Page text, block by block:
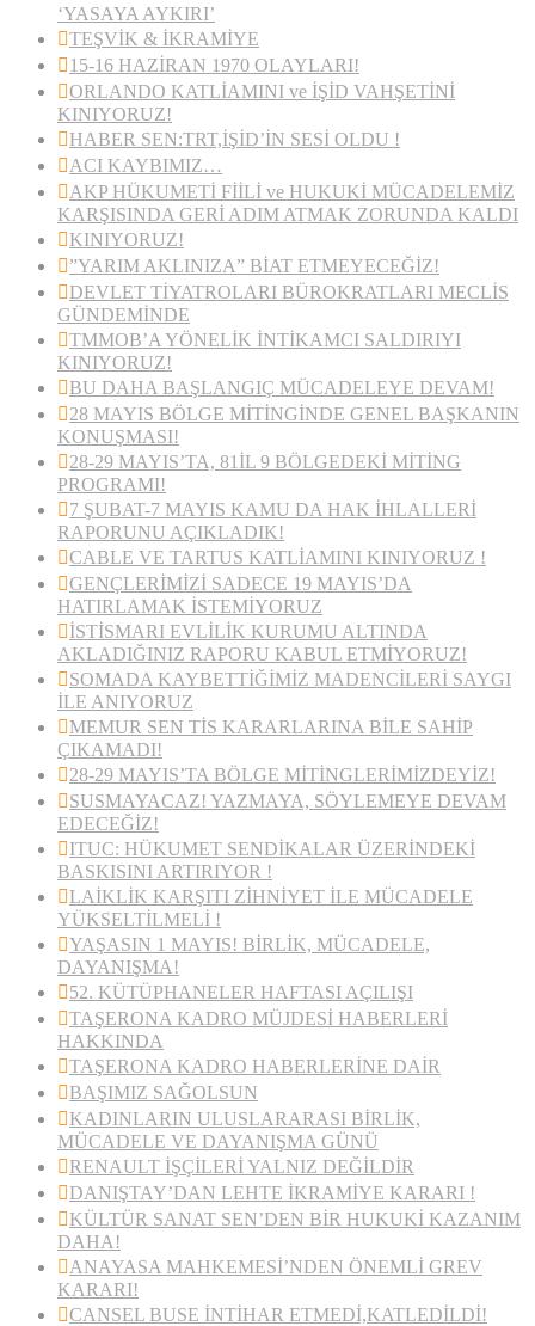
‘YASAYA AYKIRI’
TEŞVİK & İKRAMİYE
15-16 HAZİRAN 1970 OLAYLARI!
ORLANDO KATLİAMINI ve İŞİD VAHŞETİNİ
KINIYORUZ!
HABER SEN:TRT,İŞİD’İN SESİ OLDU !
ACI KAYBIMIZ…
AKP HÜKUMETİ FİİLİ ve HUKUKİ MÜCADELEMİZ
KARŞISINDA GERİ ADIM ATMAK ZORUNDA KALDI
KINIYORUZ!
”YARIM AKLINIZA” BİAT ETMEYECEĞİZ!
DEVLET TİYATROLARI BÜROKRATLARI MECLİS
GÜNDEMİNDE
TMMOB’A YÖNELİK İNTİKAMCI SALDIRIYI
KINIYORUZ!
BU DAHA BAŞLANGIÇ MÜCADELEYE DEVAM!
28 MAYIS BÖLGE MİTİNGİNDE GENEL BAŞKANIN
KONUŞMASI!
28-29 MAYIS’TA, 81İL 9 BÖLGEDEKİ MİTİNG
PROGRAMI!
7 ŞUBAT-7 MAYIS KAMU DA HAK İHLALLERİ
RAPORUNU AÇIKLADIK!
CABLE VE TARTUS KATLİAMINI KINIYORUZ !
GENÇLERİMİZİ SADECE 19 MAYIS’DA
HATIRLAMAK İSTEMİYORUZ
İSTİSMARI EVLİLİK KURUMU ALTINDA
AKLADIĞINIZ RAPORU KABUL ETMİYORUZ!
SOMADA KAYBETTİĞİMİZ MADENCİLERİ SAYGI
İLE ANIYORUZ
MEMUR SEN TİS KARARLARINA BİLE SAHİP
ÇIKAMADI!
28-29 MAYIS’TA BÖLGE MİTİNGLERİMİZDEYİZ!
SUSMAYACAZ! YAZMAYA, SÖYLEMEYE DEVAM
EDECEĞİZ!
ITUC: HÜKUMET SENDİKALAR ÜZERİNDEKİ
BASKISINI ARTIRIYOR !
LAİKLİK KARŞITI ZİHNİYET İLE MÜCADELE
YÜKSELTİLMELİ !
YAŞASIN 1 MAYIS! BİRLİK, MÜCADELE,
DAYANIŞMA!
52. KÜTÜPHANELER HAFTASI AÇILIŞI
TAŞERONA KADRO MÜJDESİ HABERLERİ
HAKKINDA
TAŞERONA KADRO HABERLERİNE DAİR
BAŞIMIZ SAĞOLSUN
KADINLARIN ULUSLARARASI BİRLİK,
MÜCADELE VE DAYANIŞMA GÜNÜ
RENAULT İŞÇİLERİ YALNIZ DEĞİLDİR
DANIŞTAY’DAN LEHTE İKRAMİYE KARARI !
KÜLTÜR SANAT SEN’DEN BİR HUKUKİ KAZANIM
DAHA!
ANAYASA MAHKEMESİ’NDEN ÖNEMLİ GREV
KARARI!
CANSEL BUSE İNTİHAR ETMEDİ,KATLEDİLDİ!